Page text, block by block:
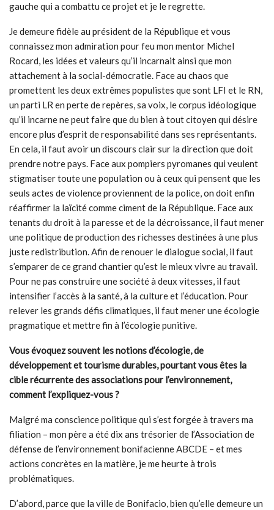
gauche qui a combattu ce projet et je le regrette.
Je demeure fidèle au président de la République et vous
connaissez mon admiration pour feu mon mentor Michel
Rocard, les idées et valeurs qu’il incarnait ainsi que mon
attachement à la social-démocratie. Face au chaos que
promettent les deux extrêmes populistes que sont LFI et le RN,
un parti LR en perte de repères, sa voix, le corpus idéologique
qu’il incarne ne peut faire que du bien à tout citoyen qui désire
encore plus d’esprit de responsabilité dans ses représentants.
En cela, il faut avoir un discours clair sur la direction que doit
prendre notre pays. Face aux pompiers pyromanes qui veulent
stigmatiser toute une population ou à ceux qui pensent que les
seuls actes de violence proviennent de la police, on doit enfin
réaffirmer la laïcité comme ciment de la République. Face aux
tenants du droit à la paresse et de la décroissance, il faut mener
une politique de production des richesses destinées à une plus
juste redistribution. Afin de renouer le dialogue social, il faut
s’emparer de ce grand chantier qu’est le mieux vivre au travail.
Pour ne pas construire une société à deux vitesses, il faut
intensifier l’accès à la santé, à la culture et l’éducation. Pour
relever les grands défis climatiques, il faut mener une écologie
pragmatique et mettre fin à l’écologie punitive.
Vous évoquez souvent les notions d’écologie, de
développement et tourisme durables, pourtant vous êtes la
cible récurrente des associations pour l’environnement,
comment l’expliquez-vous ?
Malgré ma conscience politique qui s’est forgée à travers ma
filiation – mon père a été dix ans trésorier de l’Association de
défense de l’environnement bonifacienne ABCDE – et mes
actions concrètes en la matière, je me heurte à trois
problématiques.
D’abord, parce que la ville de Bonifacio, bien qu’elle demeure un